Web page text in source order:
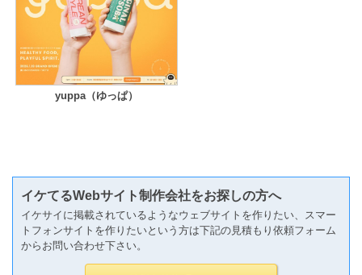
yuppa（ゆっぱ）
イケてるWebサイト制作会社をお探しの方へ
イケサイに掲載されているようなウェブサイトを作りたい、スマー
トフォンサイトを作りたいという方は下記の見積もり依頼フォーム
からお問い合わせ下さい。